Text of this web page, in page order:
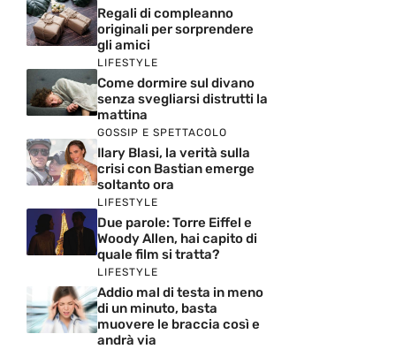
Regali di compleanno
originali per sorprendere
gli amici
LIFESTYLE
Come dormire sul divano
senza svegliarsi distrutti la
mattina
GOSSIP E SPETTACOLO
Ilary Blasi, la verità sulla
crisi con Bastian emerge
soltanto ora
LIFESTYLE
Due parole: Torre Eiffel e
Woody Allen, hai capito di
quale film si tratta?
LIFESTYLE
Addio mal di testa in meno
di un minuto, basta
muovere le braccia così e
andrà via